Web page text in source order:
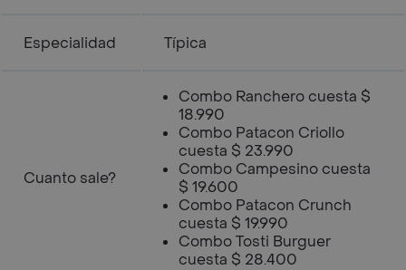
Especialidad Típica
Cuanto sale?
Combo Ranchero cuesta $
18.990
Combo Patacon Criollo
cuesta $ 23.990
Combo Campesino cuesta
$ 19.600
Combo Patacon Crunch
cuesta $ 19.990
Combo Tosti Burguer
cuesta $ 28.400